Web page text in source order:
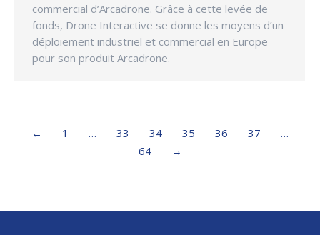
commercial d’Arcadrone. Grâce à cette levée de
fonds, Drone Interactive se donne les moyens d’un
déploiement industriel et commercial en Europe
pour son produit Arcadrone.
← 1 … 33 34 35 36 37
…
64
→